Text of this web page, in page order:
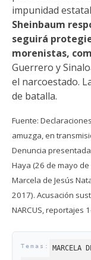
impunidad
Sheinbaum
seguirá
morenistas,
Guerrero y
el narcoestado.
de batalla.
Fuente:
amuzga, en
Denuncia
Haya (26 de mayo
Marcela de Jesús
2017). Acusación
NARCUS, reportajes
MARCELA